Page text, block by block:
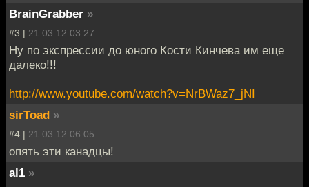
BrainGrabber »
#3 | 21.03.12 03:27
Ну по экспрессии до юного Кости Кинчева им еще
далеко!!!
http://www.youtube.com/watch?v=NrBWaz7_jNI
sirToad »
#4 | 21.03.12 06:05
опять эти канадцы!
al1 »